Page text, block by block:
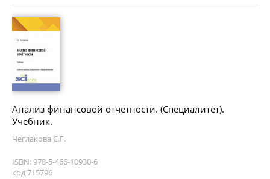
Анализ финансовой отчетности. (Специалитет).
Учебник.
Чеглакова С.Г.
ISBN: 978-5-466-10930-6
код 715796